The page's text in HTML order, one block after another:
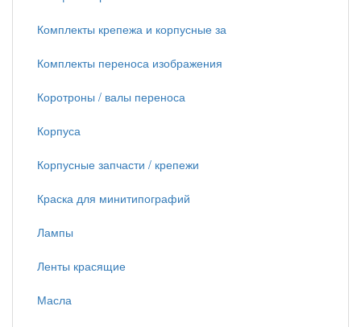
Комплекты крепежа и корпусные за
Комплекты переноса изображения
Коротроны / валы переноса
Корпуса
Корпусные запчасти / крепежи
Краска для минитипографий
Лампы
Ленты красящие
Масла